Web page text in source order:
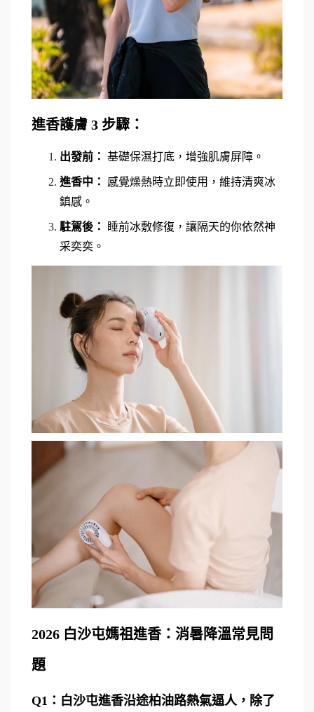
進香護膚 3 步驟：
出發前： 基礎保濕打底，增強肌膚屏障。
進香中：
感覺燥熱時立即使用，維持清爽冰
鎮感。
駐駕後：
睡前冰敷修復，讓隔天的你依然神
采奕奕。
2026 白沙屯媽祖進香：消暑降溫常見問
題
Q1：白沙屯進香沿途柏油路熱氣逼人，除了